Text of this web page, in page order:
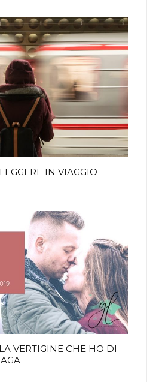
IN VIAGGIO
VERTIGINE CHE HO DI